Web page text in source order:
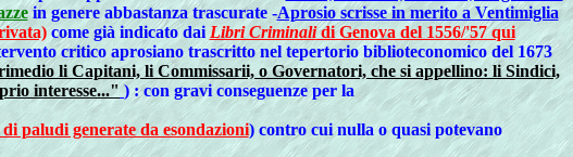
in genere abbastanza trascurate -Aprosio scrisse in merito a Ventimiglia
come già indicato daiLibri Criminalidi Genova del 1556/'57 qui
critico aprosiano trascritto nel tepertorio biblioteconomico del 1673
li Capitani, li Commissarii, o Governatori, che si appellino: li Sindici,
interesse..." ) : con gravi conseguenze per la
paludi generate da esondazioni) contro cui nulla o quasi potevano